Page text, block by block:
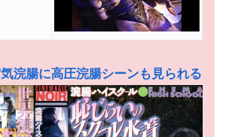
浣腸に高圧浣腸シーンも見られる